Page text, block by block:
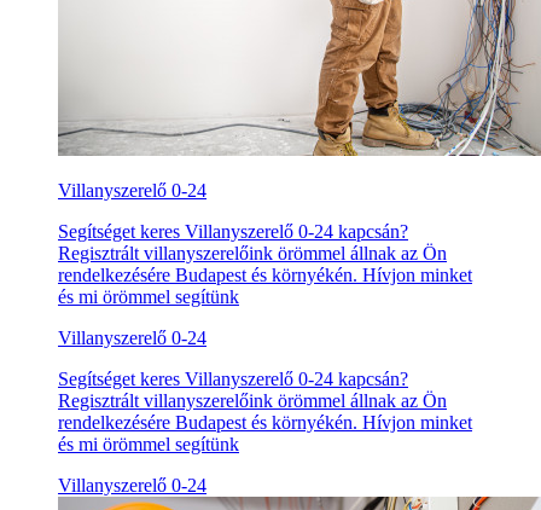
Villanyszerelő 0-24
Segítséget keres Villanyszerelő 0-24 kapcsán?
Regisztrált villanyszerelőink örömmel állnak az Ön
rendelkezésére Budapest és környékén. Hívjon minket
és mi örömmel segítünk
Villanyszerelő 0-24
Segítséget keres Villanyszerelő 0-24 kapcsán?
Regisztrált villanyszerelőink örömmel állnak az Ön
rendelkezésére Budapest és környékén. Hívjon minket
és mi örömmel segítünk
Villanyszerelő 0-24